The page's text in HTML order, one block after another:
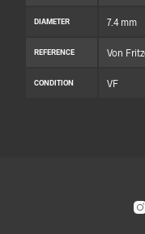
DIAMETER 7.4 mm
REFERENCE Von
CONDITION VF